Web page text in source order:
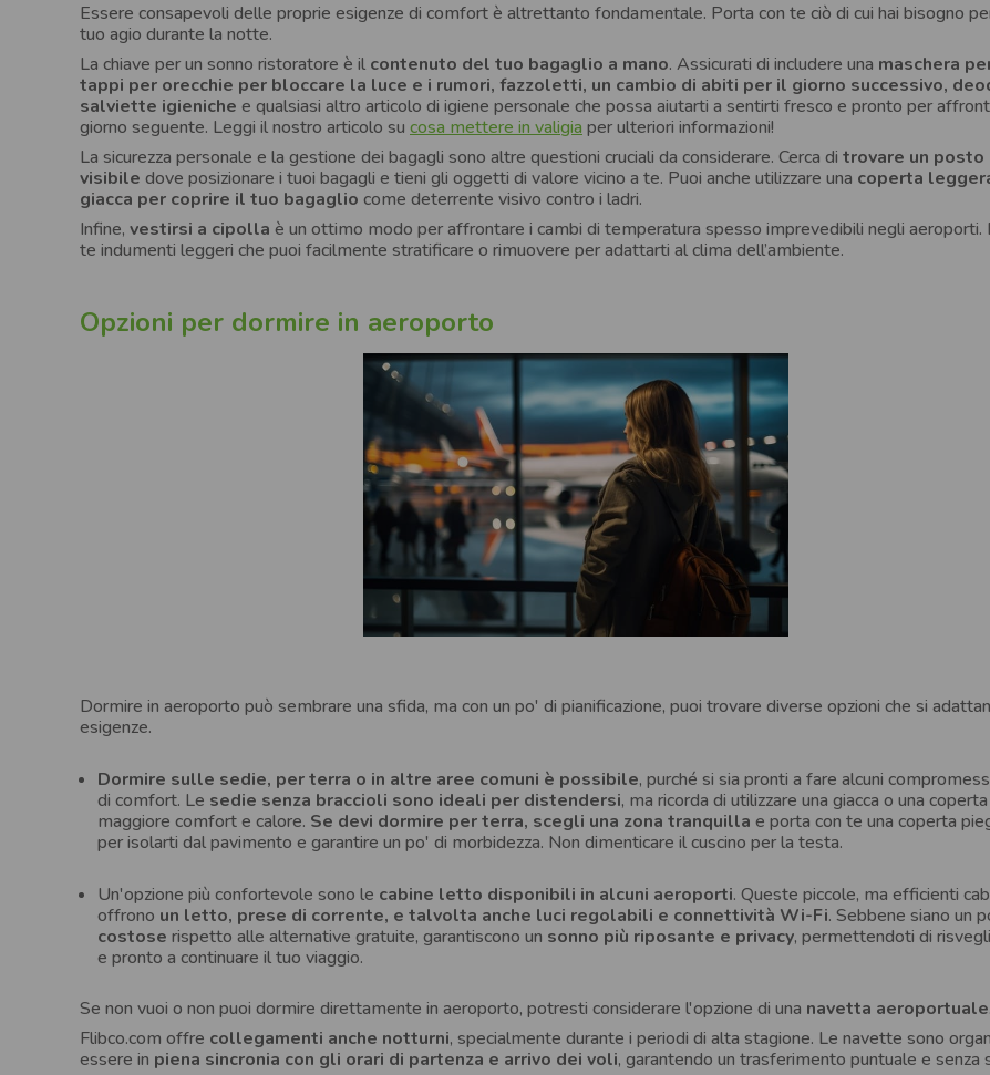
Essere consapevoli delle proprie esigenze di comfort è altrettanto fondamentale. Porta con te ciò di cui hai bisogno
tuo agio durante la notte.
La chiave per un sonno ristoratore è il contenuto del tuo bagaglio a mano. Assicurati di includere una maschera
tappi per orecchie per bloccare la luce e i rumori, fazzoletti, un cambio di abiti per il giorno successivo,
salviette igieniche e qualsiasi altro articolo di igiene personale che possa aiutarti a sentirti fresco e pronto per
giorno seguente. Leggi il nostro articolo su cosa mettere in valigia per ulteriori informazioni!
La sicurezza personale e la gestione dei bagagli sono altre questioni cruciali da considerare. Cerca di trovare un posto
visibile dove posizionare i tuoi bagagli e tieni gli oggetti di valore vicino a te. Puoi anche utilizzare una coperta
giacca per coprire il tuo bagaglio come deterrente visivo contro i ladri.
Infine, vestirsi a cipolla è un ottimo modo per affrontare i cambi di temperatura spesso imprevedibili negli aeroporti.
te indumenti leggeri che puoi facilmente stratificare o rimuovere per adattarti al clima dell’ambiente.
Opzioni per dormire in aeroporto
Dormire in aeroporto può sembrare una sfida, ma con un po' di pianificazione, puoi trovare diverse opzioni che si
esigenze.
Dormire sulle sedie, per terra o in altre aree comuni è possibile, purché si sia pronti a fare alcuni
di comfort. Le sedie senza braccioli sono ideali per distendersi, ma ricorda di utilizzare una giacca o una
maggiore comfort e calore. Se devi dormire per terra, scegli una zona tranquilla e porta con te una coperta
per isolarti dal pavimento e garantire un po' di morbidezza. Non dimenticare il cuscino per la testa.
Un'opzione più confortevole sono le cabine letto disponibili in alcuni aeroporti. Queste piccole, ma efficienti
offrono un letto, prese di corrente, e talvolta anche luci regolabili e connettività Wi-Fi. Sebbene siano un
costose rispetto alle alternative gratuite, garantiscono un sonno più riposante e privacy, permettendoti di
e pronto a continuare il tuo viaggio.
Se non vuoi o non puoi dormire direttamente in aeroporto, potresti considerare l'opzione di una navetta aeroportuale
Flibco.com offre collegamenti anche notturni, specialmente durante i periodi di alta stagione. Le navette sono
essere in piena sincronia con gli orari di partenza e arrivo dei voli, garantendo un trasferimento puntuale e senza